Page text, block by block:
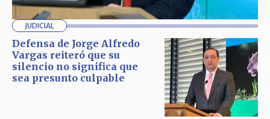
JUDICIAL
Defensa de Jorge Alfredo
Vargas reiteró que su
silencio no significa que
sea presunto culpable